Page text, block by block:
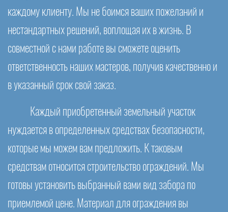
каждому клиенту. Мы не боимся ваших пожеланий и
нестандартных решений, воплощая их в жизнь. В
совместной с нами работе вы сможете оценить
ответственность наших мастеров, получив качественно и
в указанный срок свой заказ.
Каждый приобретенный земельный участок
нуждается в определенных средствах безопасности,
которые мы можем вам предложить. К таковым
средствам относится строительство ограждений. Мы
готовы установить выбранный вами вид забора по
приемлемой цене. Материал для ограждения вы